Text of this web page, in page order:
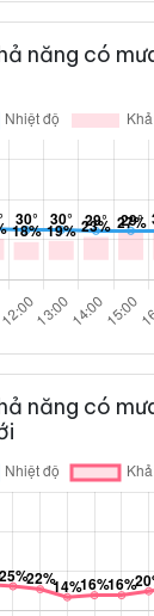
năng có
năng có